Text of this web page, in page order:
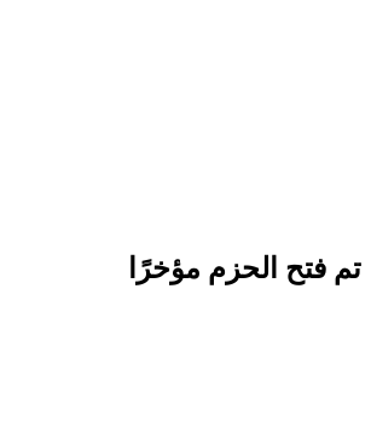
تم فتح الحزم مؤخرًا